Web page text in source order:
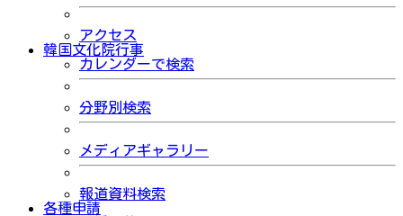
アクセス
韓国文化院行事
カレンダーで検索
分野別検索
メディアギャラリー
報道資料検索
各種申請